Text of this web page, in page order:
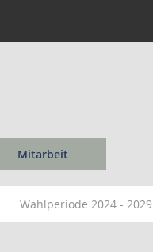
Mitarbeit
Wahlperiode 2024 - 2029